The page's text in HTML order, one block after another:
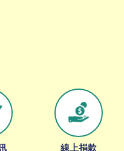
線上捐款